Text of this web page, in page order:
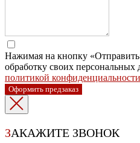
Нажимая на кнопку
обработку своих
политикой конфиденциальности
Оформить предзаказ
ЗАКАЖИТЕ ЗВОНОК